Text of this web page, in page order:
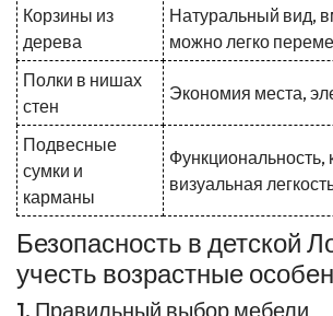
Корзины из
дерева
Натуральный вид,
можно легко
Полки в нишах
стен
Экономия места,
Подвесные
сумки и
карманы
Функциональность,
визуальная
Безопасность в детской
учесть возрастные
1. Правильный выбор мебели